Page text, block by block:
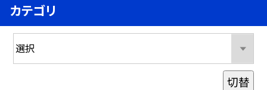
カテゴリ
切替